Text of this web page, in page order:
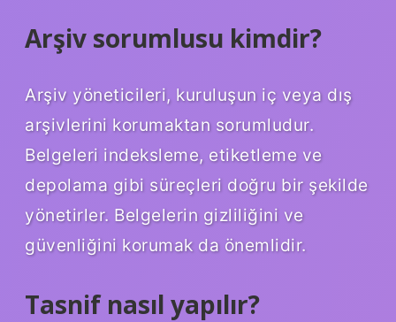
Arşiv sorumlusu kimdir?
Arşiv yöneticileri, kuruluşun iç veya dış
arşivlerini korumaktan sorumludur.
Belgeleri indeksleme, etiketleme ve
depolama gibi süreçleri doğru bir şekilde
yönetirler. Belgelerin gizliliğini ve
güvenliğini korumak da önemlidir.
Tasnif nasıl yapılır?